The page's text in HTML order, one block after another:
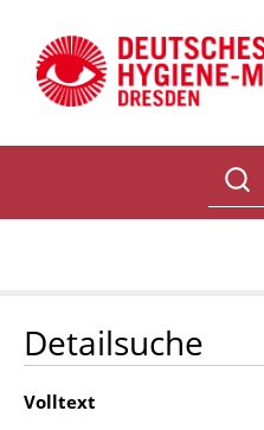
Detailsuche
Volltext